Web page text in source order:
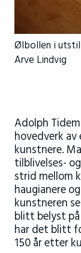
Ølbollen i
Arve Lindvig
Adolph
hovedverk
kunstnere.
tilblivelses-
strid mellom
haugianere
kunstneren
blitt belyst
har det blitt
150 år etter